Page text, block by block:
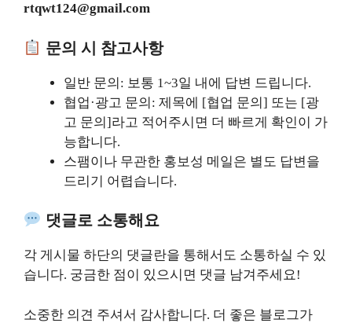
rtqwt124@gmail.com
문의 시 참고사항
일반 문의: 보통 1~3일 내에 답변 드립니다.
협업·광고 문의: 제목에 [협업 문의] 또는 [광
고 문의]라고 적어주시면 더 빠르게 확인이 가
능합니다.
스팸이나 무관한 홍보성 메일은 별도 답변을
드리기 어렵습니다.
댓글로 소통해요
각 게시물 하단의 댓글란을 통해서도 소통하실 수 있
습니다. 궁금한 점이 있으시면 댓글 남겨주세요!
소중한 의견 주셔서 감사합니다. 더 좋은 블로그가